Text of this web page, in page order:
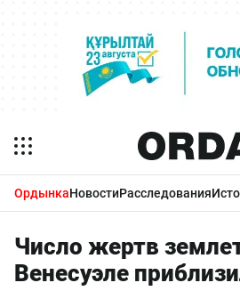
ОрдынкаНовостиРасследования
Число жертв
Венесуэле